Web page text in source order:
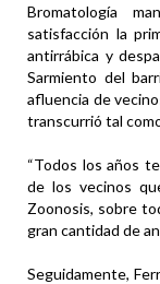
Bromatología
satisfacción la
antirrábica y
Sarmiento del
afluencia de
transcurrió tal
“Todos los años
de los vecinos
Zoonosis, sobre
gran cantidad de
Seguidamente,